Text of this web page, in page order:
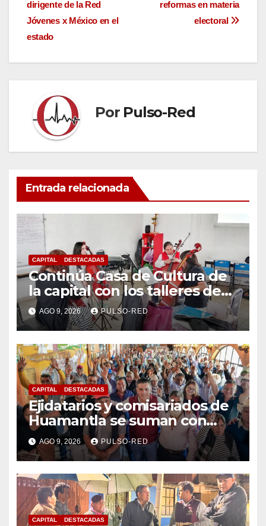
de
entradas
reformas en materia
electoral
dirigente de la Red
Jóvenes x México en el
estado
Por Pulso-Red
Entrada relacionada
CAPITAL DESTACADAS
Continúa Casa de Cultura de
la capital con los talleres de
Danzas Polinesias y
Violoncello; las inscripciones
siguen abiertas
AGO 9, 2026 PULSO-RED
CAPITAL DESTACADAS
Ejidatarios y comisariados de
Huamantla se suman con
Alfonso Sánchez, respaldan
su proyecto de defensa
AGO 9, 2026 PULSO-RED
CAPITAL DESTACADAS